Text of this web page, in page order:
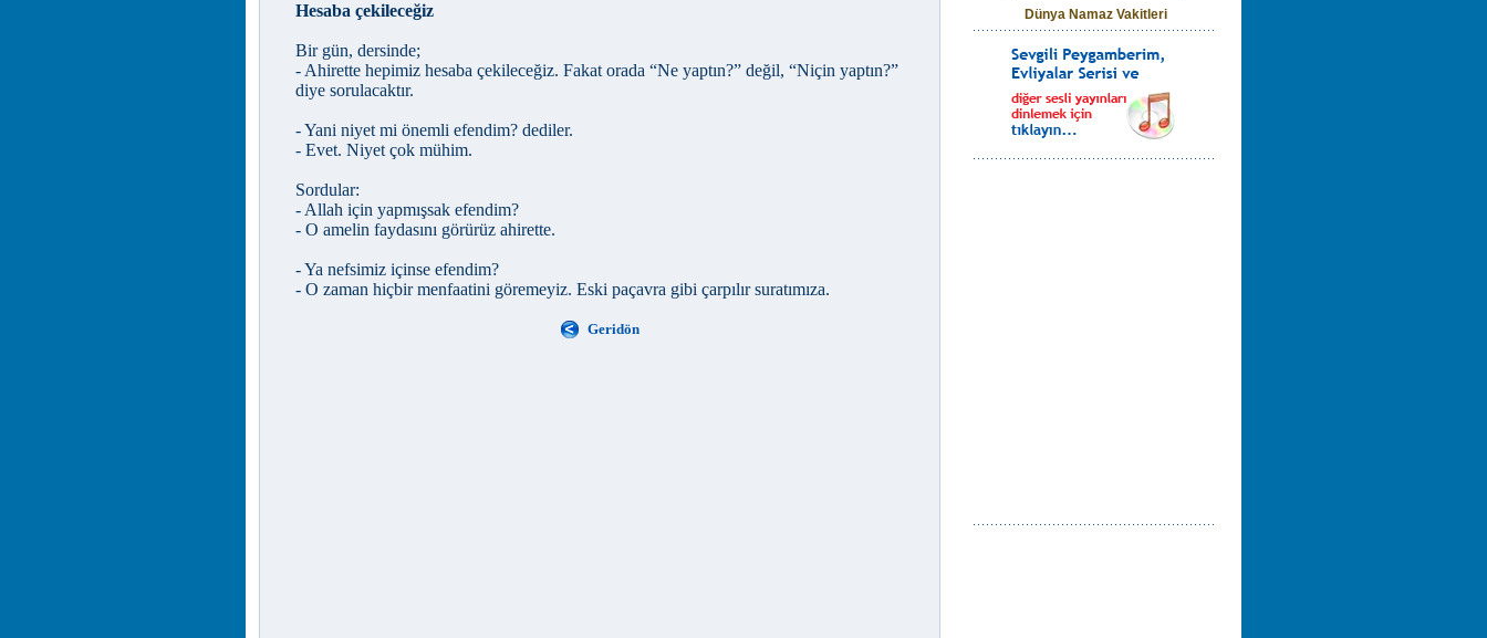
Hesaba çekileceğiz
Bir gün, dersinde;
- Ahirette hepimiz hesaba çekileceğiz. Fakat orada “Ne yaptın?” değil, “Niçin yaptın?”
diye sorulacaktır.
- Yani niyet mi önemli efendim? dediler.
- Evet. Niyet çok mühim.
Sordular:
- Allah için yapmışsak efendim?
- O amelin faydasını görürüz ahirette.
- Ya nefsimiz içinse efendim?
- O zaman hiçbir menfaatini göremeyiz. Eski paçavra gibi çarpılır suratımıza.
Geridön
Dünya Namaz Vakitleri